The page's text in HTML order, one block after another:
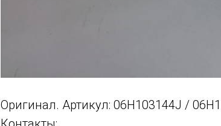
Оригинал. Артикул: 06H103144J /